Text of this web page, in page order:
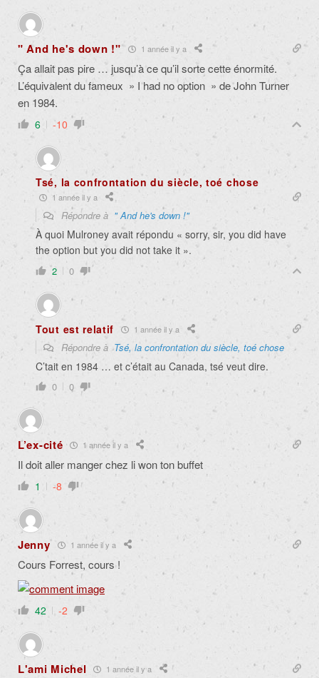
" And he's down !" 1 année il y a
Ça allait pas pire … jusqu’à ce qu’il sorte cette énormité.
L’équivalent du fameux » I had no option » de John Turner
en 1984.
6 -10
Tsé, la confrontation du siècle, toé chose
1 année il y a
Répondre à " And he's down !"
À quoi Mulroney avait répondu « sorry, sir, you did have
the option but you did not take it ».
2 0
Tout est relatif 1 année il y a
Répondre àTsé, la confrontation du siècle, toé chose
C’tait en 1984 … et c’était au Canada, tsé veut dire.
0 0
L’ex-cité 1 année il y a
Il doit aller manger chez li won ton buffet
1 -8
Jenny 1 année il y a
Cours Forrest, cours !
42 -2
L'ami Michel 1 année il y a